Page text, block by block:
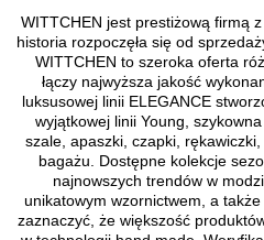
WITTCHEN jest prestiżową firmą
historia rozpoczęła się od
WITTCHEN to szeroka oferta
łączy najwyższa jakość
luksusowej linii ELEGANCE
wyjątkowej linii Young,
szale, apaszki, czapki,
bagażu. Dostępne kolekcje
najnowszych trendów w
unikatowym wzornictwem, a
zaznaczyć, że większość